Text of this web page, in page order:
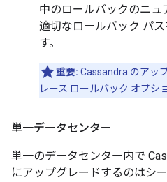
中のロールバックのニュ
適切なロールバック パ
す。
重要: Cassandra のアッ
レース ロールバック オプシ
単一データセンター
単一のデータセンター内で
にアップグレードするのはシ